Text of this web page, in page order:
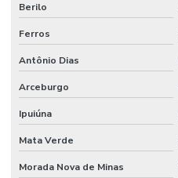
Berilo
Ferros
Antônio Dias
Arceburgo
Ipuiúna
Mata Verde
Morada Nova de Minas